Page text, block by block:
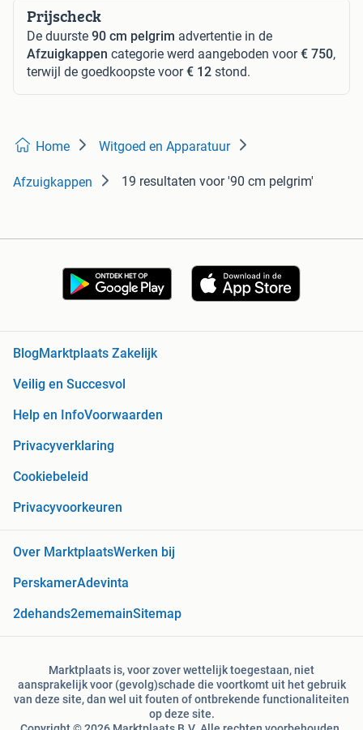
Prijscheck
De duurste 90 cm pelgrim advertentie in de
Afzuigkappen categorie werd aangeboden voor€ 750,
terwijl de goedkoopste voor€ 12 stond.
Home Witgoed en Apparatuur
Afzuigkappen 19 resultaten voor '90 cm pelgrim'
BlogMarktplaats Zakelijk
Veilig en Succesvol
Help en InfoVoorwaarden
Privacyverklaring
Cookiebeleid
Privacyvoorkeuren
Over MarktplaatsWerken bij
PerskamerAdevinta
2dehands2ememainSitemap
Marktplaats is, voor zover wettelijk toegestaan, niet
aansprakelijk voor (gevolg)schade die voortkomt uit het gebruik
van deze site, dan wel uit fouten of ontbrekende functionaliteiten
op deze site.